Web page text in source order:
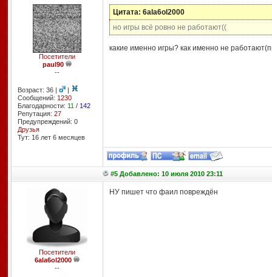
Посетители
paul90
--
Возраст: 36 |
|
Сообщений: 1230
Благодарности: 11 / 142
Репутация: 27
Предупреждений: 0
Друзья
Тут: 16 лет 6 месяцев
Цитата: 6ala6ol2000
но игры всё ровно не работают((
какие именно игры? как именно не
#5 Добавлено: 10 июля 2010 23:11
Посетители
6ala6ol2000
--
НУ пишет что фаил повреждён